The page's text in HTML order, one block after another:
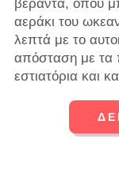
βεράντα, όπου
αεράκι του
λεπτά με το
απόσταση με τα
εστιατόρια και